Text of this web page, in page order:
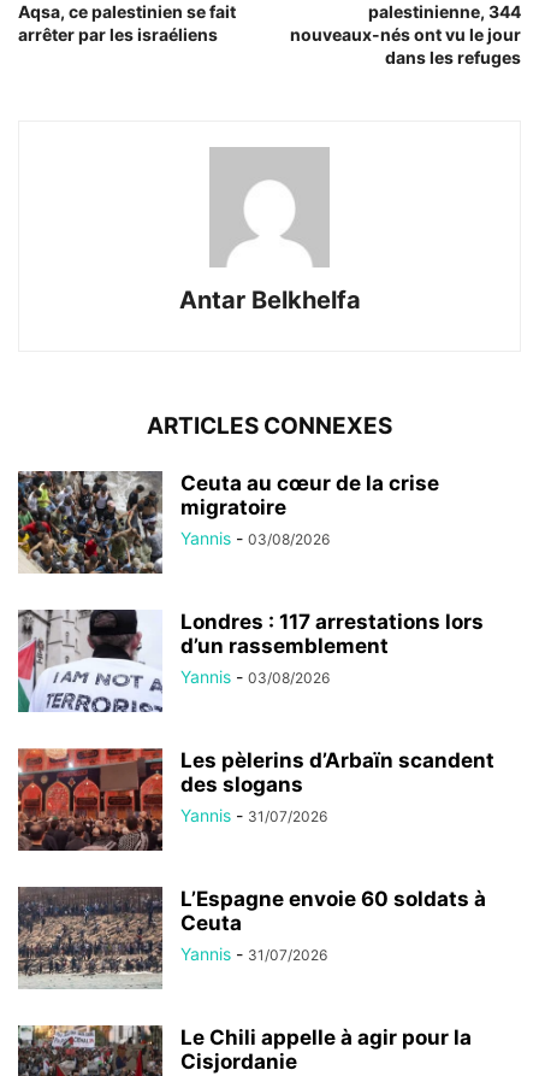
Aqsa, ce palestinien se fait
arrêter par les israéliens
palestinienne, 344
nouveaux-nés ont vu le jour
dans les refuges
Antar Belkhelfa
ARTICLES CONNEXES
Ceuta au cœur de la crise
migratoire
Yannis - 03/08/2026
Londres : 117 arrestations lors
d’un rassemblement
Yannis - 03/08/2026
Les pèlerins d’Arbaïn scandent
des slogans
Yannis - 31/07/2026
L’Espagne envoie 60 soldats à
Ceuta
Yannis - 31/07/2026
Le Chili appelle à agir pour la
Cisjordanie